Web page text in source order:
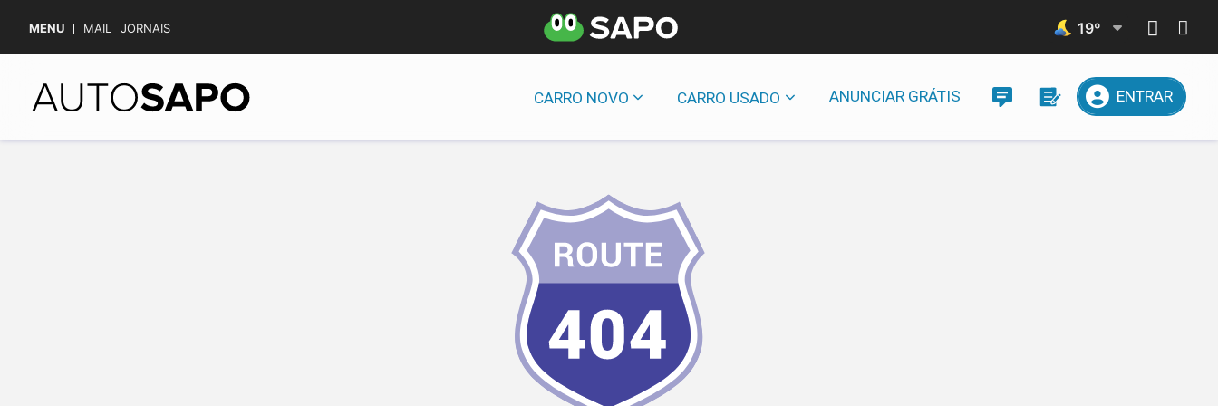
MENU MAIL JORNAIS 19º
CARRO NOVO CARRO USADO ANUNCIAR GRÁTIS ENTRAR